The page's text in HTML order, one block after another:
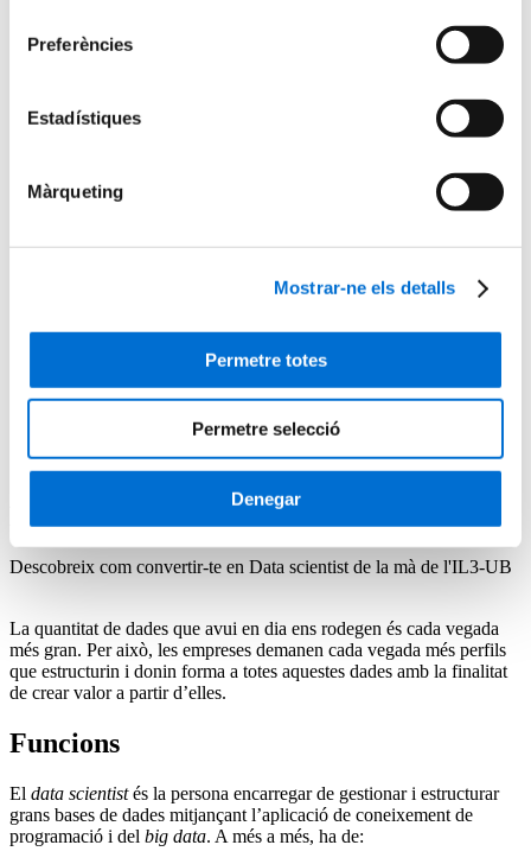
Preferències
Estadístiques
Màrqueting
Mostrar-ne els detalls
Permetre totes
Permetre selecció
Denegar
Com matricular-se
Per què IL3-UB?
Què opinen els nostres alumnes
La teva carrera professional
Borsa de treball
Empreses col·laboradores
Esdeveniments Talent HUB
Serveis de l'IL3-UB
Horaris d'atenció
Data scientist
Descobreix com convertir-te en Data scientist de la mà de l'IL3-UB
La quantitat de dades que avui en dia ens rodegen és cada vegada
més gran. Per això, les empreses demanen cada vegada més perfils
que estructurin i donin forma a totes aquestes dades amb la finalitat
de crear valor a partir d’elles.
Funcions
El data scientistés la persona encarregar de gestionar i estructurar
grans bases de dades mitjançant l’aplicació de coneixement de
programació i del big data. A més a més, ha de: